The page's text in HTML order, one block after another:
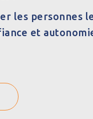
les personnes
et